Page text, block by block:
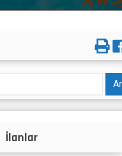
Projeler